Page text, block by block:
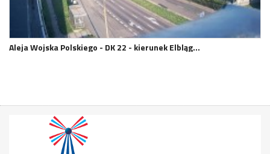
Aleja Wojska Polskiego - DK 22 - kierunek Elbląg…